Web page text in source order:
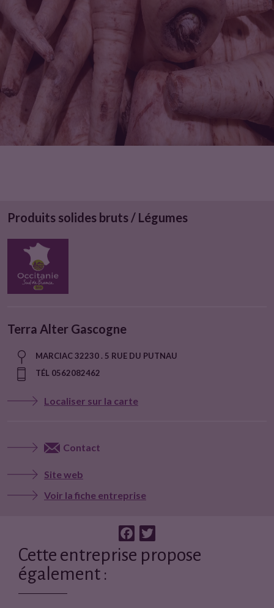
u
i
t
Produits solides bruts / Légumes
Terra Alter Gascogne
MARCIAC 32230 . 5 RUE DU PUTNAU
TÉL 0562082462
Localiser sur la carte
Contact
Site web
Voir la fiche entreprise
a
c
w
Cette entreprise propose
également :